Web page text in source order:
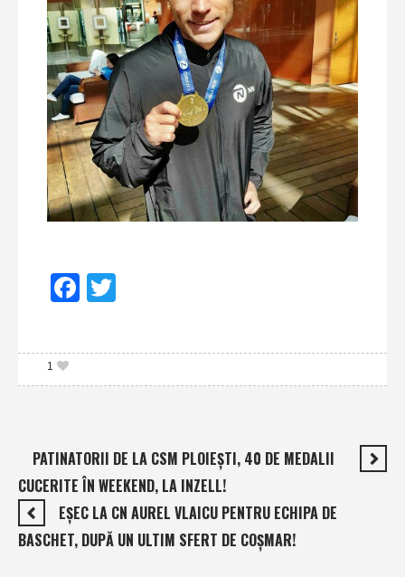
Facebook
1
PATINATORII DE LA CSM PLOIEŞTI, 40 DE MEDALII
CUCERITE ÎN WEEKEND, LA INZELL!
EŞEC LA CN AUREL VLAICU PENTRU ECHIPA DE
BASCHET, DUPĂ UN ULTIM SFERT DE COŞMAR!